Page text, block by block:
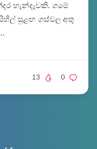
හැන්දෑවකි. ගමේ
සුළඟ ගස්වල අතු
0
13